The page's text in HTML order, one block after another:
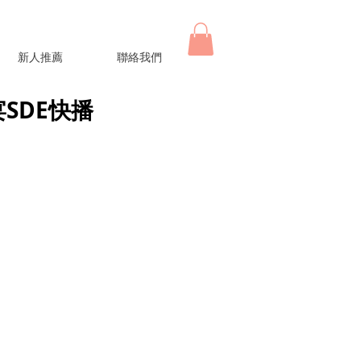
新人推薦 聯絡我們
快播